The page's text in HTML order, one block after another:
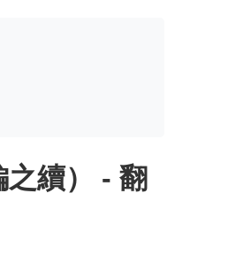
續） - 翻